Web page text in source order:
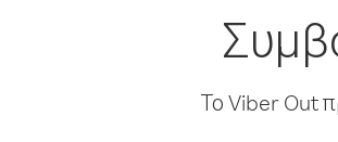
Το Viber Out